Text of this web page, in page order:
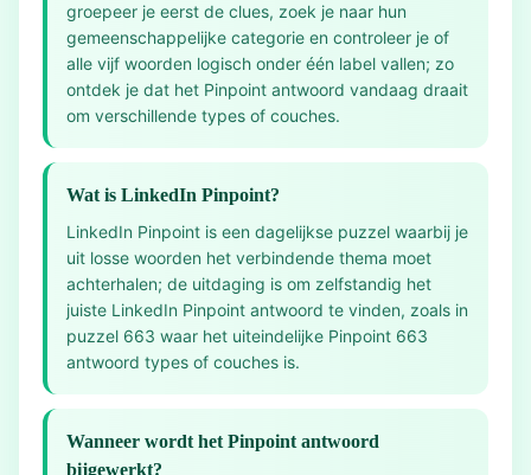
groepeer je eerst de clues, zoek je naar hun
gemeenschappelijke categorie en controleer je of
alle vijf woorden logisch onder één label vallen; zo
ontdek je dat het Pinpoint antwoord vandaag draait
om verschillende types of couches.
Wat is LinkedIn Pinpoint?
LinkedIn Pinpoint is een dagelijkse puzzel waarbij je
uit losse woorden het verbindende thema moet
achterhalen; de uitdaging is om zelfstandig het
juiste LinkedIn Pinpoint antwoord te vinden, zoals in
puzzel 663 waar het uiteindelijke Pinpoint 663
antwoord types of couches is.
Wanneer wordt het Pinpoint antwoord
bijgewerkt?